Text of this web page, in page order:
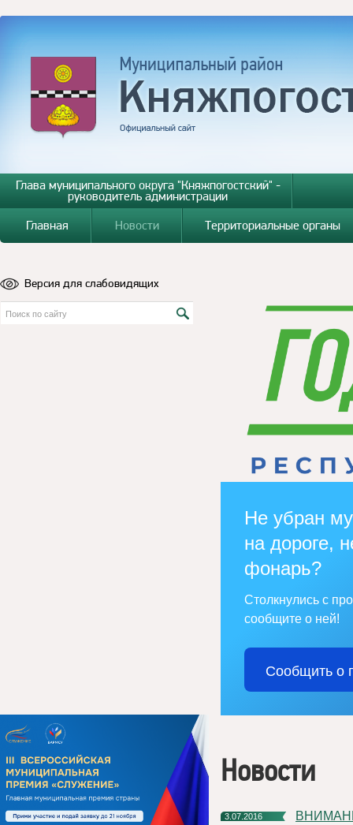
Глава муниципального округа "Княжпогостский" -
руководитель администрации
Главная
Новости Территориальные органы
Версия для слабовидящих
Не убран
на дороге,
фонарь?
Столкнулись с
сообщите о ней!
Сообщить о
Новости
3.07.2016